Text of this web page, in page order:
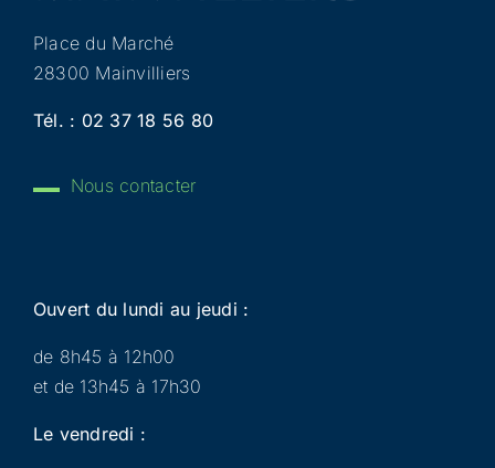
Place du Marché
28300 Mainvilliers
Tél. : 02 37 18 56 80
Nous contacter
Ouvert du lundi au jeudi :
de 8h45 à 12h00
et de 13h45 à 17h30
Le vendredi :